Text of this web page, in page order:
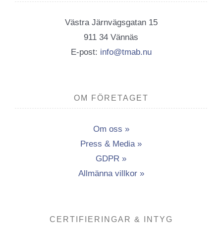
Västra Järnvägsgatan 15
911 34 Vännäs
E-post: info@tmab.nu
OM FÖRETAGET
Om oss »
Press & Media »
GDPR »
Allmänna villkor »
CERTIFIERINGAR & INTYG